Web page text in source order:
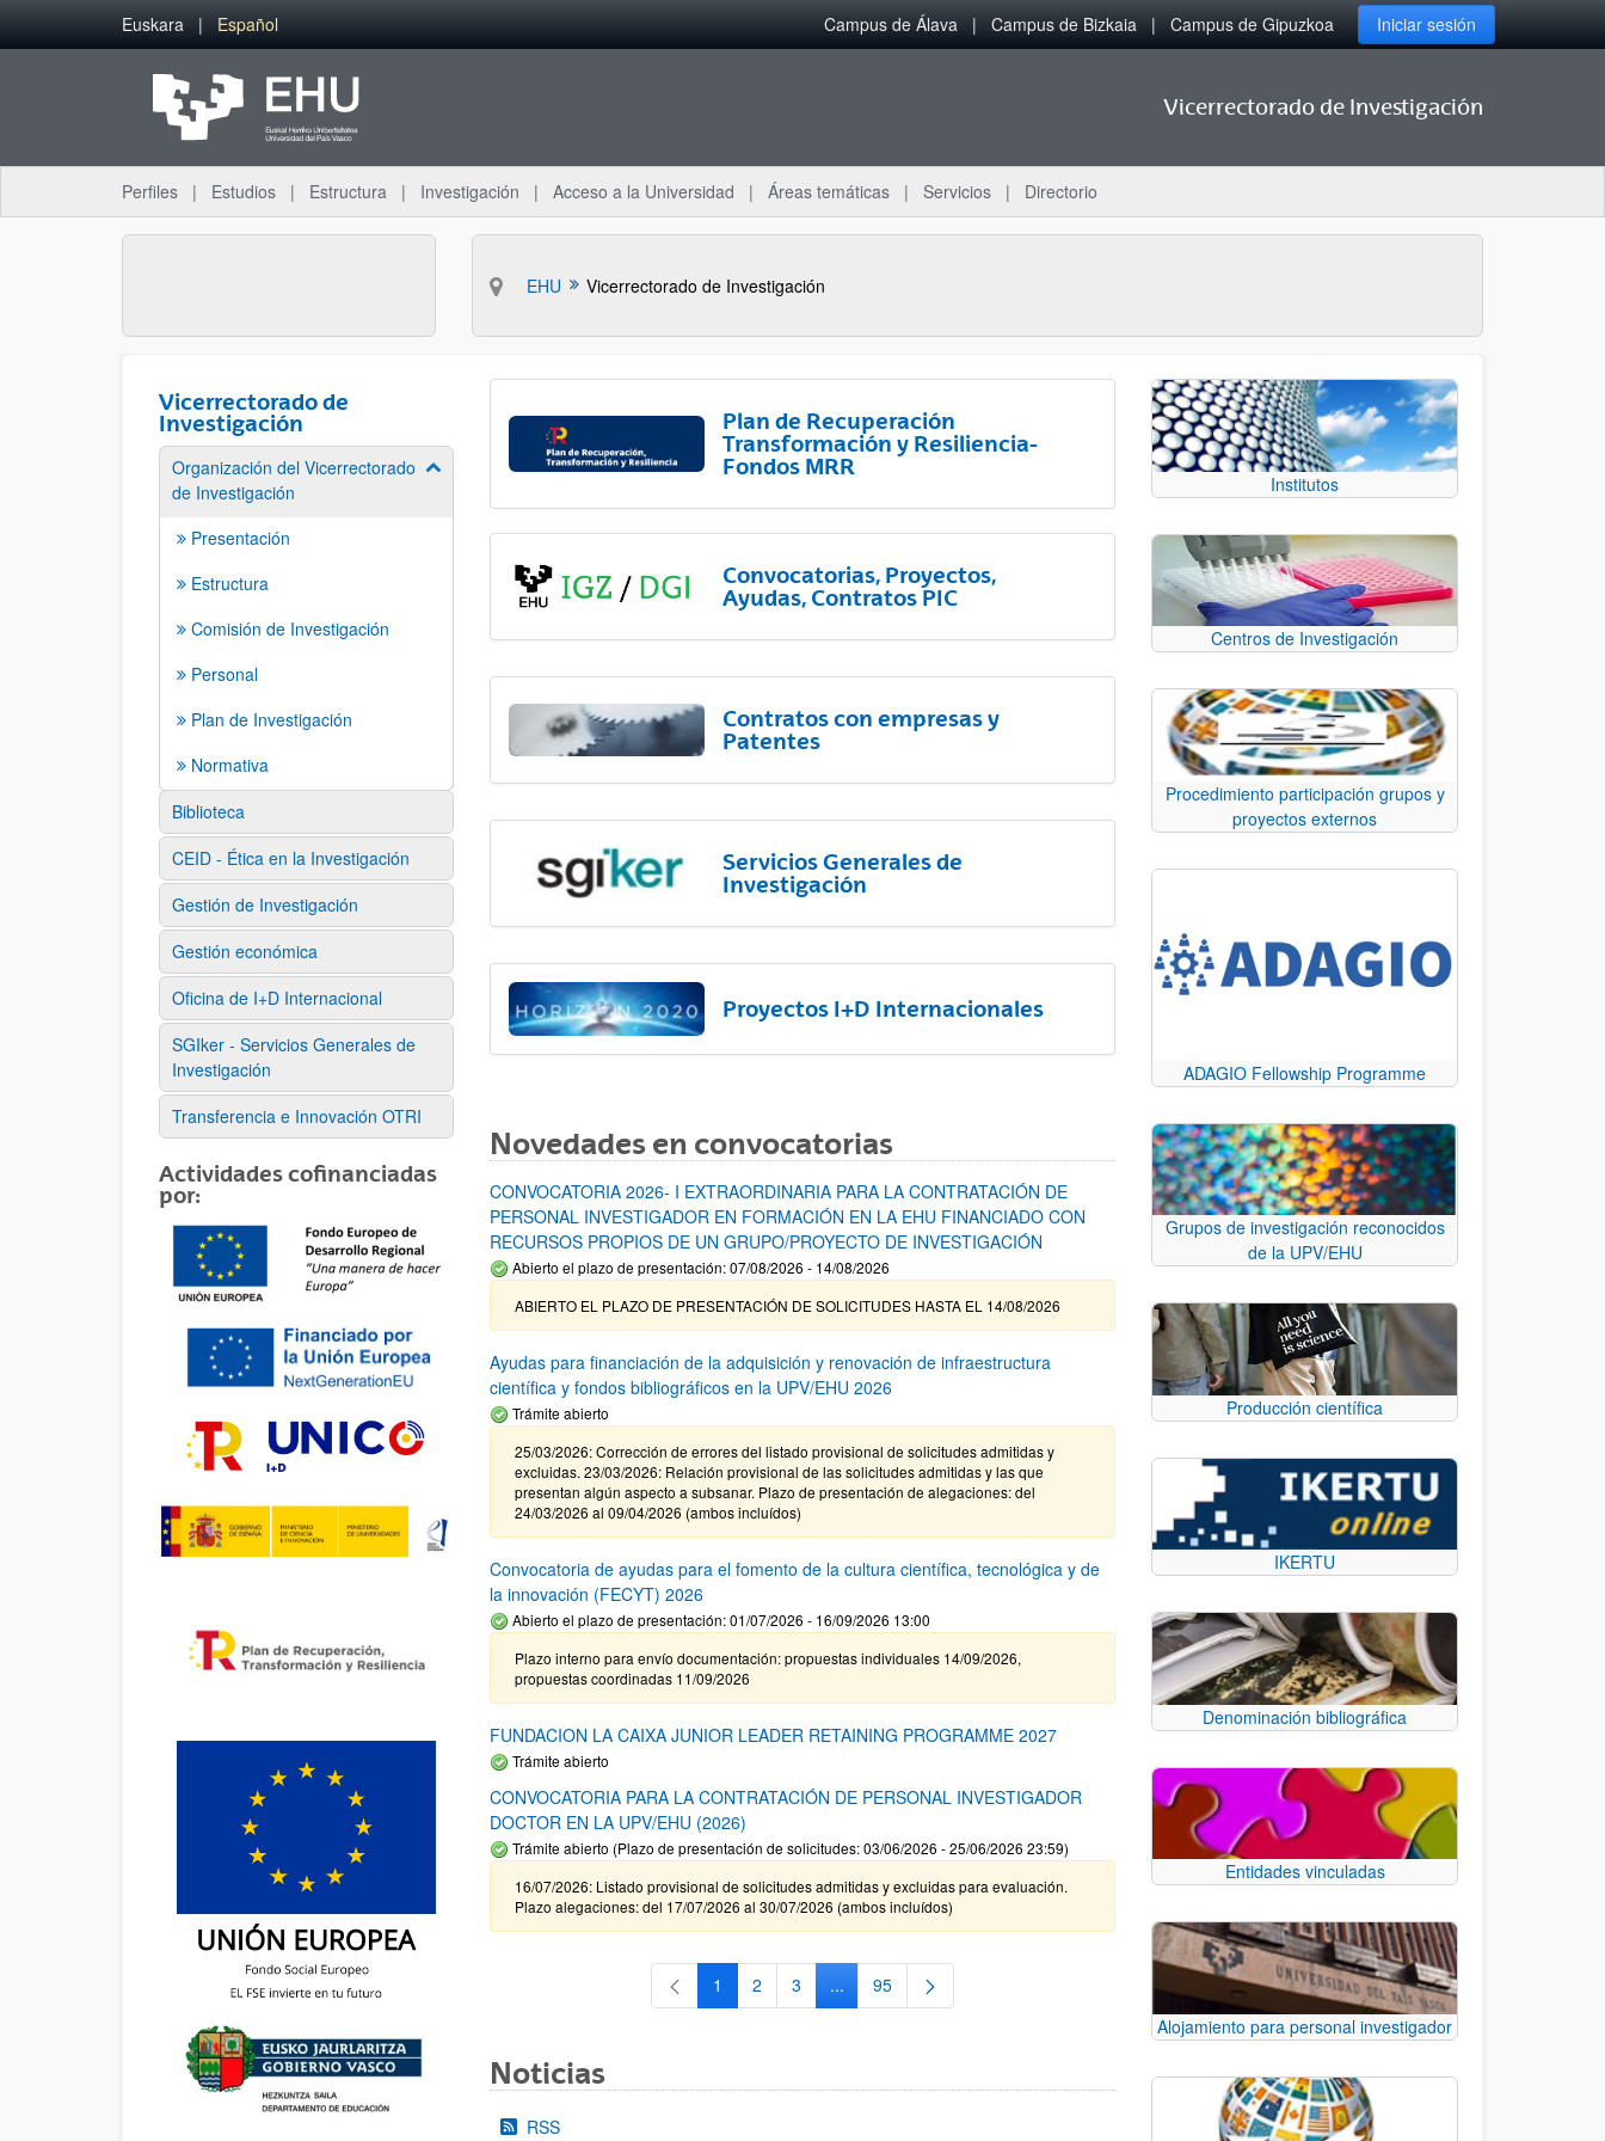
Saltar al contenido principal
Euskara Español Campus de Álava Campus de Bizkaia Campus de Gipuzkoa Iniciar sesión
Vicerrectorado de Investigación
Perfiles Estudios Estructura Investigación Acceso a la Universidad Áreas temáticas Servicios Directorio
EHU Vicerrectorado de Investigación
Vicerrectorado de
Investigación
Organización del Vicerrectorado
de Investigación
Mostrar/ocultar subpáginas
Presentación
Estructura
Comisión de Investigación
Personal
Plan de Investigación
Normativa
Biblioteca
CEID - Ética en la Investigación
Gestión de Investigación
Gestión económica
Oficina de I+D Internacional
SGIker - Servicios Generales de
Investigación
Transferencia e Innovación OTRI
Actividades cofinanciadas
por:
Plan de Recuperación
Transformación y Resiliencia-
Fondos MRR
Convocatorias, Proyectos,
Ayudas, Contratos PIC
Contratos con empresas y
Patentes
Servicios Generales de
Investigación
Proyectos I+D Internacionales
Novedades en convocatorias
CONVOCATORIA 2026- I EXTRAORDINARIA PARA LA CONTRATACIÓN DE
PERSONAL INVESTIGADOR EN FORMACIÓN EN LA EHU FINANCIADO CON
RECURSOS PROPIOS DE UN GRUPO/PROYECTO DE INVESTIGACIÓN
Abierto el plazo de presentación: 07/08/2026 - 14/08/2026
ABIERTO EL PLAZO DE PRESENTACIÓN DE SOLICITUDES HASTA EL 14/08/2026
Ayudas para financiación de la adquisición y renovación de infraestructura
científica y fondos bibliográficos en la UPV/EHU 2026
Trámite abierto
25/03/2026: Corrección de errores del listado provisional de solicitudes admitidas y
excluidas. 23/03/2026: Relación provisional de las solicitudes admitidas y las que
presentan algún aspecto a subsanar. Plazo de presentación de alegaciones: del
24/03/2026 al 09/04/2026 (ambos incluídos)
Convocatoria de ayudas para el fomento de la cultura científica, tecnológica y de
la innovación (FECYT) 2026
Abierto el plazo de presentación: 01/07/2026 - 16/09/2026 13:00
Plazo interno para envío documentación: propuestas individuales 14/09/2026,
propuestas coordinadas 11/09/2026
FUNDACION LA CAIXA JUNIOR LEADER RETAINING PROGRAMME 2027
Trámite abierto
CONVOCATORIA PARA LA CONTRATACIÓN DE PERSONAL INVESTIGADOR
DOCTOR EN LA UPV/EHU (2026)
Trámite abierto (Plazo de presentación de solicitudes: 03/06/2026 - 25/06/2026 23:59)
16/07/2026: Listado provisional de solicitudes admitidas y excluidas para evaluación.
Plazo alegaciones: del 17/07/2026 al 30/07/2026 (ambos incluídos)
Página
1 Página
2 Página
3 ...Páginas intermedias Use TAB para desplazarse.
Página
95
Noticias
RSS
Institutos
Centros de Investigación
Procedimiento participación grupos y
proyectos externos
ADAGIO Fellowship Programme
Grupos de investigación reconocidos
de la UPV/EHU
Producción científica
IKERTU
Denominación bibliográfica
Entidades vinculadas
Alojamiento para personal investigador